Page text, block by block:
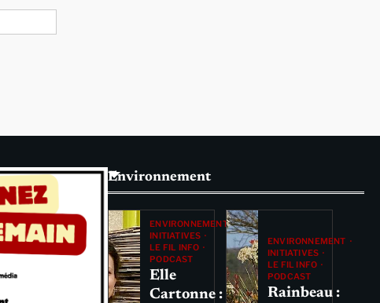
Environnement
ENVIRONNEMENT
INITIATIVES
LE FIL INFO
PODCAST
Elle
Cartonne :
ENVIRONNEMENT
INITIATIVES
LE FIL INFO
PODCAST
Rainbeau :